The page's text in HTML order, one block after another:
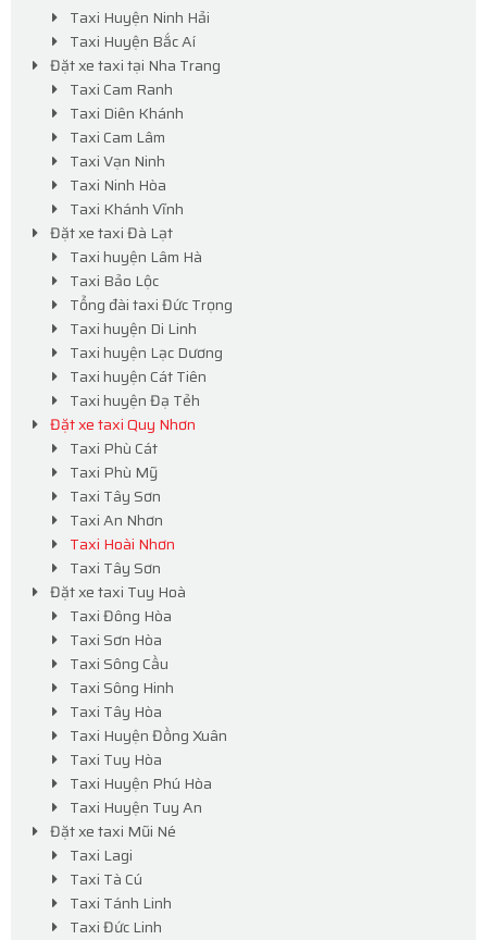
Taxi Huyện Ninh Hải
Taxi Huyện Bắc Aí
Đặt xe taxi tại Nha Trang
Taxi Cam Ranh
Taxi Diên Khánh
Taxi Cam Lâm
Taxi Vạn Ninh
Taxi Ninh Hòa
Taxi Khánh Vĩnh
Đặt xe taxi Đà Lạt
Taxi huyện Lâm Hà
Taxi Bảo Lộc
Tổng đài taxi Đức Trọng
Taxi huyện Di Linh
Taxi huyện Lạc Dương
Taxi huyện Cát Tiên
Taxi huyện Đạ Tẻh
Đặt xe taxi Quy Nhơn
Taxi Phù Cát
Taxi Phù Mỹ
Taxi Tây Sơn
Taxi An Nhơn
Taxi Hoài Nhơn
Taxi Tây Sơn
Đặt xe taxi Tuy Hoà
Taxi Đông Hòa
Taxi Sơn Hòa
Taxi Sông Cầu
Taxi Sông Hinh
Taxi Tây Hòa
Taxi Huyện Đồng Xuân
Taxi Tuy Hòa
Taxi Huyện Phú Hòa
Taxi Huyện Tuy An
Đặt xe taxi Mũi Né
Taxi Lagi
Taxi Tà Cú
Taxi Tánh Linh
Taxi Đức Linh